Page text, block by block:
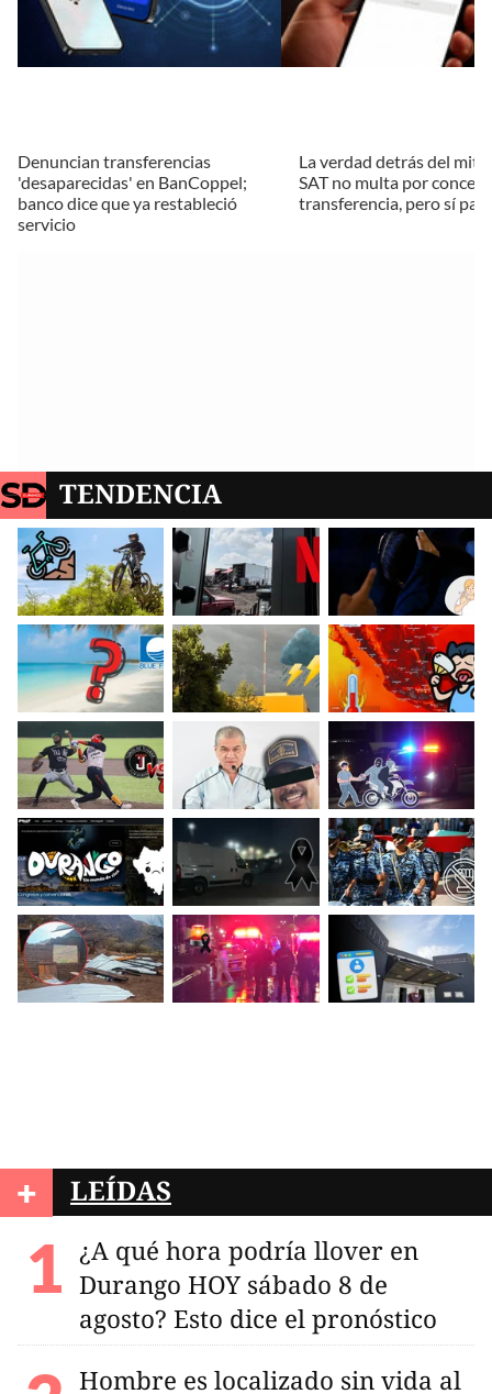
Denuncian transferencias
'desaparecidas' en BanCoppel;
banco dice que ya restableció
servicio
La verdad detrás del
SAT no multa por
transferencia, pero sí
TENDENCIA
+ LEÍDAS
¿A qué hora podría llover en
Durango HOY sábado 8 de
agosto? Esto dice el pronóstico
Hombre es localizado sin vida al